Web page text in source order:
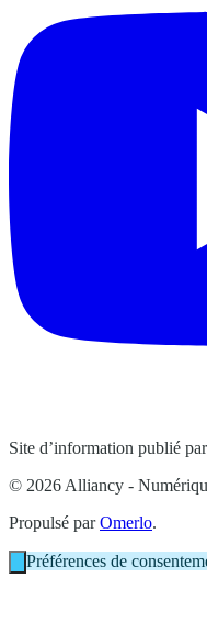
Site d’information publié
© 2026 Alliancy -
Propulsé parOmerlo.
Préférences de